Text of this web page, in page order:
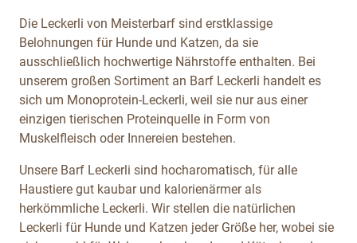
Die Leckerli von Meisterbarf sind erstklassige
Belohnungen für Hunde und Katzen, da sie
ausschließlich hochwertige Nährstoffe enthalten. Bei
unserem großen Sortiment an Barf Leckerli handelt es
sich um Monoprotein-Leckerli, weil sie nur aus einer
einzigen tierischen Proteinquelle in Form von
Muskelfleisch oder Innereien bestehen.
Unsere Barf Leckerli sind hocharomatisch, für alle
Haustiere gut kaubar und kalorienärmer als
herkömmliche Leckerli. Wir stellen die natürlichen
Leckerli für Hunde und Katzen jeder Größe her, wobei sie